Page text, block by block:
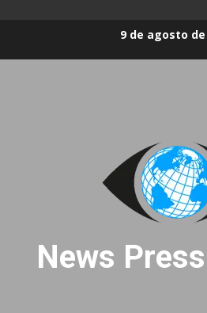
9 de agosto de
News